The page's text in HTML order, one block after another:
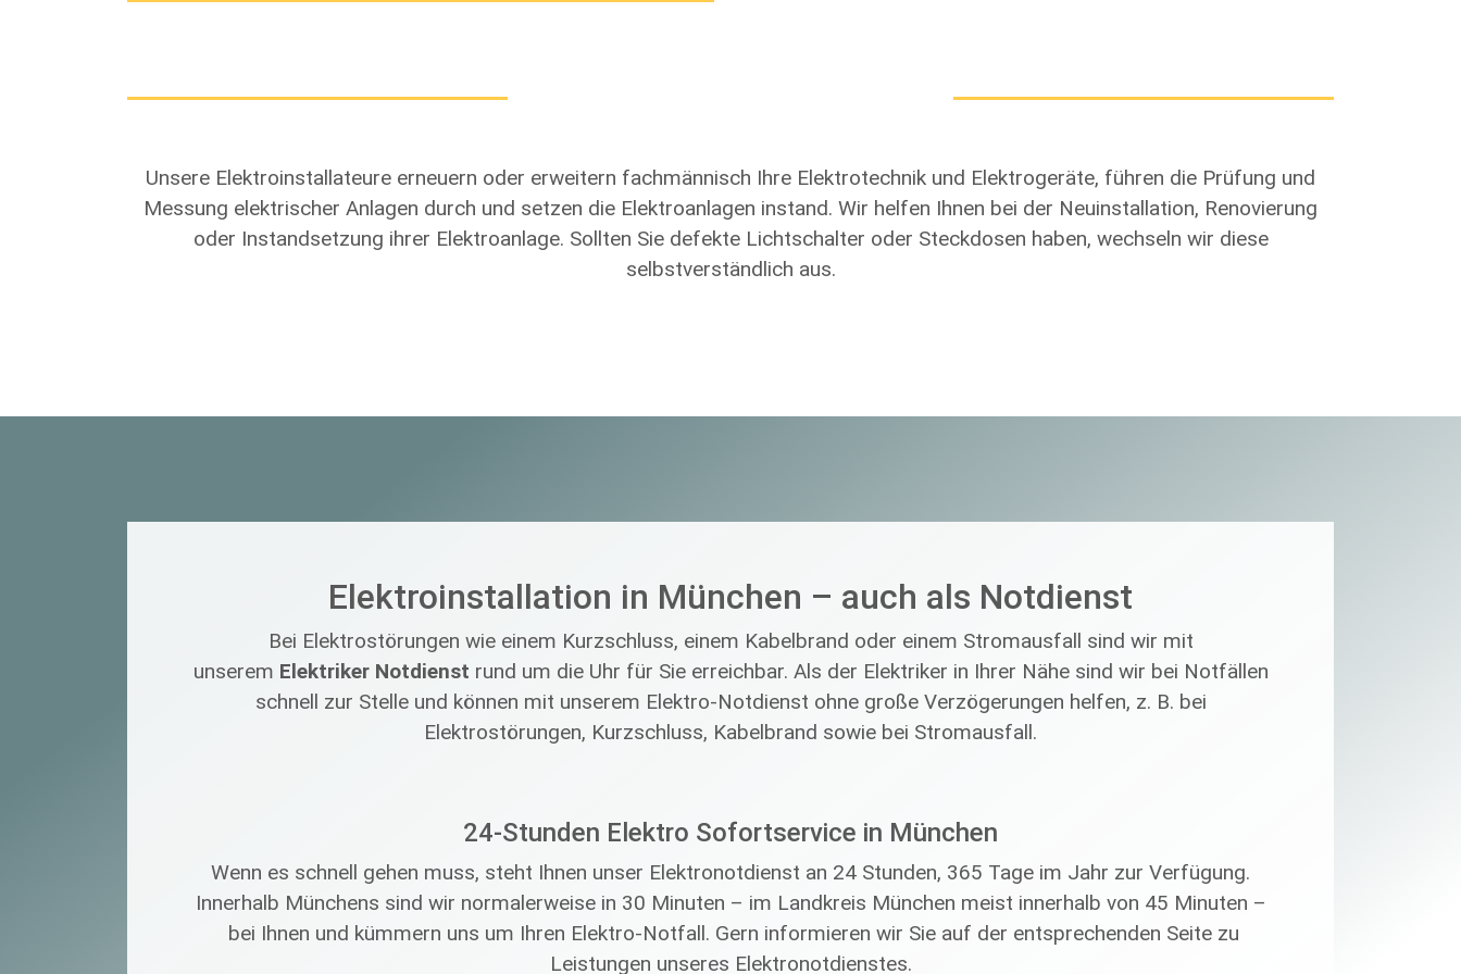
Unsere Elektroinstallateure erneuern oder erweitern fachmännisch Ihre Elektrotechnik und Elektrogeräte, führen die Prüfung und
Messung elektrischer Anlagen durch und setzen die Elektroanlagen instand. Wir helfen Ihnen bei der Neuinstallation, Renovierung
oder Instandsetzung ihrer Elektroanlage. Sollten Sie defekte Lichtschalter oder Steckdosen haben, wechseln wir diese
selbstverständlich aus.
Elektroinstallation in München – auch als Notdienst
Bei Elektrostörungen wie einem Kurzschluss, einem Kabelbrand oder einem Stromausfall sind wir mit
unserem Elektriker Notdienst rund um die Uhr für Sie erreichbar. Als der Elektriker in Ihrer Nähe sind wir bei Notfällen
schnell zur Stelle und können mit unserem Elektro-Notdienst ohne große Verzögerungen helfen, z. B. bei
Elektrostörungen, Kurzschluss, Kabelbrand sowie bei Stromausfall.
24-Stunden Elektro Sofortservice in München
Wenn es schnell gehen muss, steht Ihnen unser Elektronotdienst an 24 Stunden, 365 Tage im Jahr zur Verfügung.
Innerhalb Münchens sind wir normalerweise in 30 Minuten – im Landkreis München meist innerhalb von 45 Minuten –
bei Ihnen und kümmern uns um Ihren Elektro-Notfall. Gern informieren wir Sie auf der entsprechenden Seite zu
Leistungen unseres Elektronotdienstes.